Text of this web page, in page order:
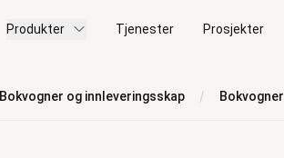
Produkter Tjenester Prosjekter
Bokvogner og innleveringsskap Bokvogner